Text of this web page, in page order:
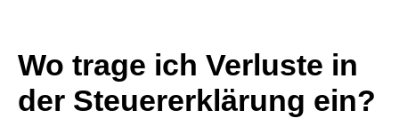
Wo trage ich Verluste in
der Steuererklärung ein?